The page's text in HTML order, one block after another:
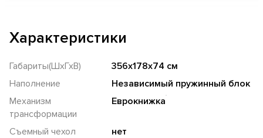
Характеристики
Габариты(ШхГхВ)
356х178х74 см
Наполнение
Независимый пружинный блок
Механизм
трансформации
Еврокнижка
Съемный чехол
нет